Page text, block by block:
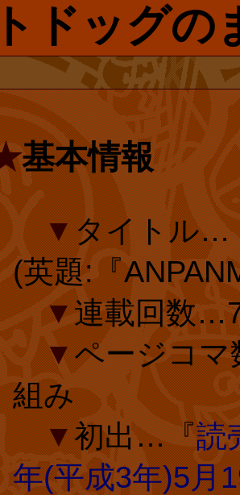
ブックス』の
の書店での復
します!
■『【原
としょくぱ
メルヘン傑
=やなせ・
し))』 復刊
復刊ドットコ
は再販売される
にはユーザー登
なのでご安心く
■『とべ!
前&未収録)(
作)、たまき
投票ページ
さまの投票
コム
ドッグの
基本情報
▼タイトル…
(英題:『
▼連載回数
▼ページコ
組み
▼初出…『読
年(平成3年)5月